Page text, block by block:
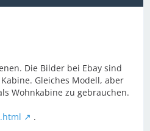
Die Bilder bei Ebay sind
Gleiches Modell, aber
Wohnkabine zu gebrauchen.
.